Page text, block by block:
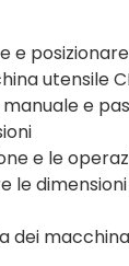
utensile
e
e le
le
dei